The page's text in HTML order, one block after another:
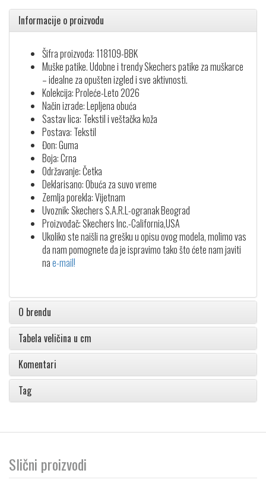
Informacije o proizvodu
Šifra proizvoda: 118109-BBK
Muške patike. Udobne i trendy Skechers patike za muškarce
– idealne za opušten izgled i sve aktivnosti.
Kolekcija: Proleće-Leto 2026
Način izrade: Lepljena obuća
Sastav lica: Tekstil i veštačka koža
Postava: Tekstil
Đon: Guma
Boja: Crna
Održavanje: Četka
Deklarisano: Obuća za suvo vreme
Zemlja porekla: Vijetnam
Uvoznik: Skechers S.A.R.L-ogranak Beograd
Proizvođač: Skechers Inc.-California,USA
Ukoliko ste naišli na grešku u opisu ovog modela, molimo vas
da nam pomognete da je ispravimo tako što ćete nam javiti
nae-mail!
O brendu
Tabela veličina u cm
Komentari
Tag
Slični proizvodi